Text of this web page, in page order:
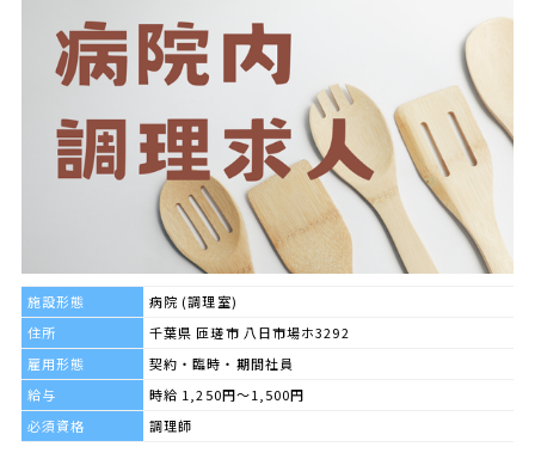
施設形態
病院 (調理室)
住所
千葉県 匝瑳市 八日市場ホ3292
雇用形態
契約・臨時・期間社員
給与
時給 1,250円～1,500円
必須資格
調理師